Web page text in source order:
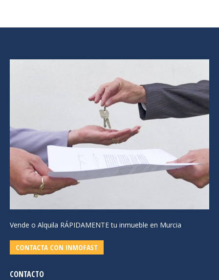
Vende o Alquila RÁPIDAMENTE tu inmueble en Murcia
CONTACTA CON INMOFAST
CONTACTO